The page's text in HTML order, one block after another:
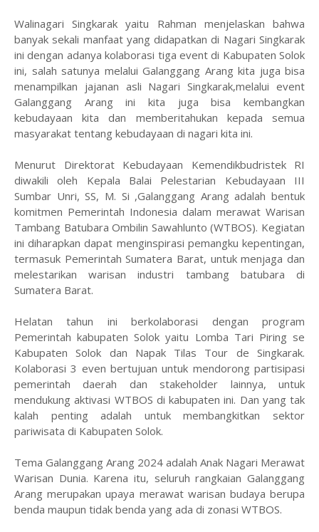
Walinagari Singkarak yaitu Rahman menjelaskan bahwa
banyak sekali manfaat yang didapatkan di Nagari Singkarak
ini dengan adanya kolaborasi tiga event di Kabupaten Solok
ini, salah satunya melalui Galanggang Arang kita juga bisa
menampilkan jajanan asli Nagari Singkarak,melalui event
Galanggang Arang ini kita juga bisa kembangkan
kebudayaan kita dan memberitahukan kepada semua
masyarakat tentang kebudayaan di nagari kita ini.
Menurut Direktorat Kebudayaan Kemendikbudristek RI
diwakili oleh Kepala Balai Pelestarian Kebudayaan III
Sumbar Unri, SS, M. Si ,Galanggang Arang adalah bentuk
komitmen Pemerintah Indonesia dalam merawat Warisan
Tambang Batubara Ombilin Sawahlunto (WTBOS). Kegiatan
ini diharapkan dapat menginspirasi pemangku kepentingan,
termasuk Pemerintah Sumatera Barat, untuk menjaga dan
melestarikan warisan industri tambang batubara di
Sumatera Barat.
Helatan tahun ini berkolaborasi dengan program
Pemerintah kabupaten Solok yaitu Lomba Tari Piring se
Kabupaten Solok dan Napak Tilas Tour de Singkarak.
Kolaborasi 3 even bertujuan untuk mendorong partisipasi
pemerintah daerah dan stakeholder lainnya, untuk
mendukung aktivasi WTBOS di kabupaten ini. Dan yang tak
kalah penting adalah untuk membangkitkan sektor
pariwisata di Kabupaten Solok.
Tema Galanggang Arang 2024 adalah Anak Nagari Merawat
Warisan Dunia. Karena itu, seluruh rangkaian Galanggang
Arang merupakan upaya merawat warisan budaya berupa
benda maupun tidak benda yang ada di zonasi WTBOS.